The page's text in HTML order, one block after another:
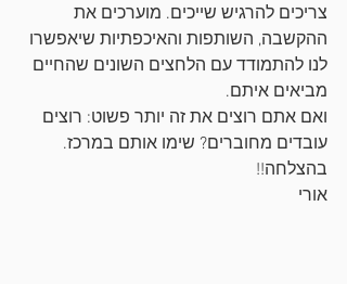
צריכים להרגיש שייכים. מוערכים את
ההקשבה, השותפות והאיכפתיות שיאפשרו
לנו להתמודד עם הלחצים השונים שהחיים
מביאים איתם.
ואם אתם רוצים את זה יותר פשוט: רוצים
עובדים מחוברים? שימו אותם במרכז.
בהצלחה!!
אורי